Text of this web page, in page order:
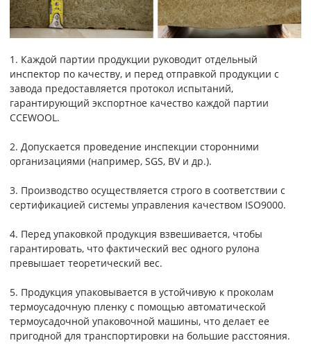
1. Каждой партии продукции руководит отдельный
инспектор по качеству, и перед отправкой продукции с
завода предоставляется протокол испытаний,
гарантирующий экспортное качество каждой партии
CCEWOOL.
2. Допускается проведение инспекции сторонними
организациями (например, SGS, BV и др.).
3. Производство осуществляется строго в соответствии с
сертификацией системы управления качеством ISO9000.
4. Перед упаковкой продукция взвешивается, чтобы
гарантировать, что фактический вес одного рулона
превышает теоретический вес.
5. Продукция упаковывается в устойчивую к проколам
термоусадочную пленку с помощью автоматической
термоусадочной упаковочной машины, что делает ее
пригодной для транспортировки на большие расстояния.